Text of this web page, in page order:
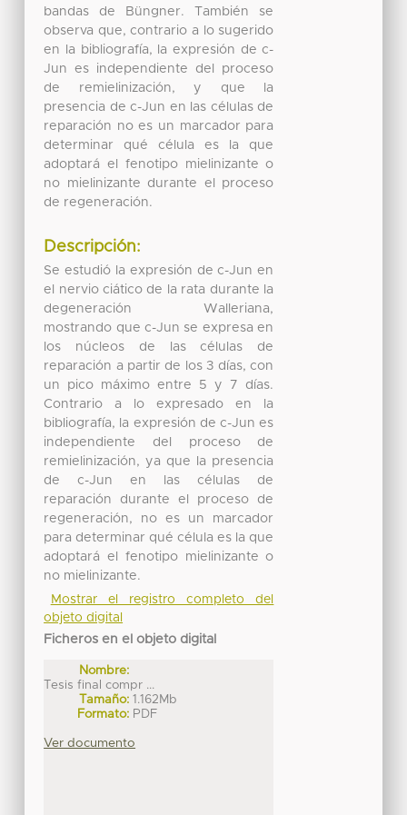
bandas de Büngner. También se
observa que, contrario a lo sugerido
en la bibliografía, la expresión de c-
Jun es independiente del proceso
de remielinización, y que la
presencia de c-Jun en las células de
reparación no es un marcador para
determinar qué célula es la que
adoptará el fenotipo mielinizante o
no mielinizante durante el proceso
de regeneración.
Descripción:
Se estudió la expresión de c-Jun en
el nervio ciático de la rata durante la
degeneración Walleriana,
mostrando que c-Jun se expresa en
los núcleos de las células de
reparación a partir de los 3 días, con
un pico máximo entre 5 y 7 días.
Contrario a lo expresado en la
bibliografía, la expresión de c-Jun es
independiente del proceso de
remielinización, ya que la presencia
de c-Jun en las células de
reparación durante el proceso de
regeneración, no es un marcador
para determinar qué célula es la que
adoptará el fenotipo mielinizante o
no mielinizante.
Mostrar el registro completo del
objeto digital
Ficheros en el objeto digital
Nombre:
Tesis final compr ...
Tamaño: 1.162Mb
Formato: PDF
Ver documento